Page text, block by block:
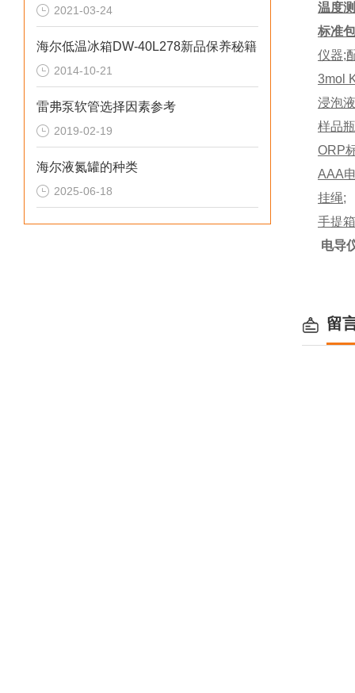
2021-03-24
海尔低温冰箱DW-40L278新品保养秘籍
2014-10-21
雷弗泵软管选择因素参考
2019-02-19
海尔液氮罐的种类
2025-06-18
温度
标准
仪器;
3mol
浸泡液
样品瓶
ORP
AAA
挂绳;
手提箱
电导
留